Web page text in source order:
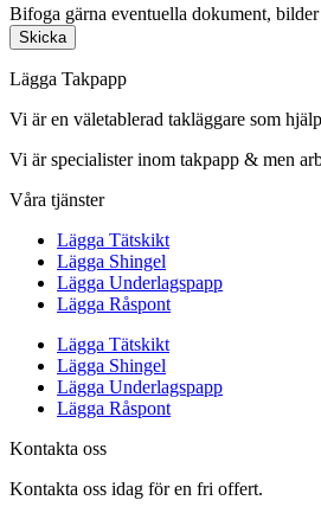
Bifoga gärna eventuella dokument,
Skicka
Lägga Takpapp
Vi är en väletablerad takläggare som
Vi är specialister inom takpapp & men
Våra tjänster
Lägga Tätskikt
Lägga Shingel
Lägga Underlagspapp
Lägga Råspont
Lägga Tätskikt
Lägga Shingel
Lägga Underlagspapp
Lägga Råspont
Kontakta oss
Kontakta oss idag för en fri offert.